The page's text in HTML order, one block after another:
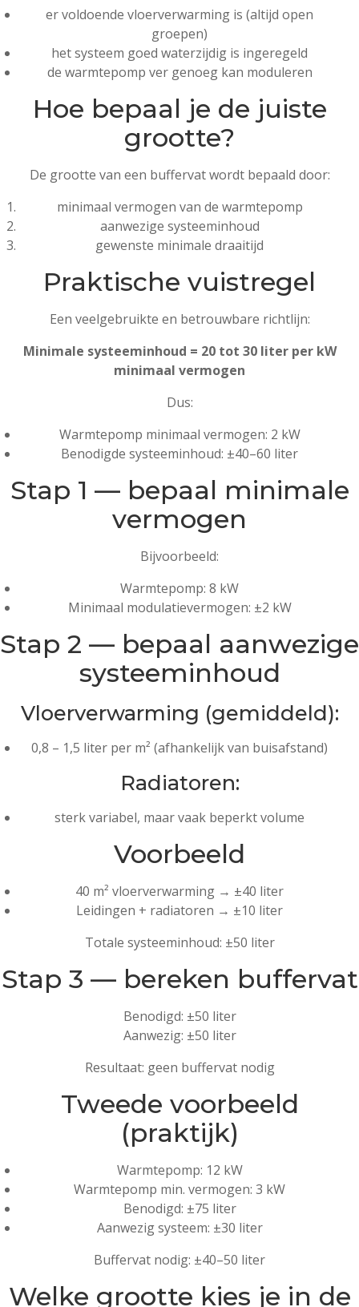
er voldoende vloerverwarming is (altijd open
groepen)
het systeem goed waterzijdig is ingeregeld
de warmtepomp ver genoeg kan moduleren
Hoe bepaal je de juiste
grootte?
De grootte van een buffervat wordt bepaald door:
minimaal vermogen van de warmtepomp
aanwezige systeeminhoud
gewenste minimale draaitijd
Praktische vuistregel
Een veelgebruikte en betrouwbare richtlijn:
Minimale systeeminhoud = 20 tot 30 liter per kW
minimaal vermogen
Dus:
Warmtepomp minimaal vermogen: 2 kW
Benodigde systeeminhoud: ±40–60 liter
Stap 1 — bepaal minimale
vermogen
Bijvoorbeeld:
Warmtepomp: 8 kW
Minimaal modulatievermogen: ±2 kW
Stap 2 — bepaal aanwezige
systeeminhoud
Vloerverwarming (gemiddeld):
0,8 – 1,5 liter per m² (afhankelijk van buisafstand)
Radiatoren:
sterk variabel, maar vaak beperkt volume
Voorbeeld
40 m² vloerverwarming → ±40 liter
Leidingen + radiatoren → ±10 liter
Totale systeeminhoud: ±50 liter
Stap 3 — bereken buffervat
Benodigd: ±50 liter
Aanwezig: ±50 liter
Resultaat: geen buffervat nodig
Tweede voorbeeld
(praktijk)
Warmtepomp: 12 kW
Warmtepomp min. vermogen: 3 kW
Benodigd: ±75 liter
Aanwezig systeem: ±30 liter
Buffervat nodig: ±40–50 liter
Welke grootte kies je in de